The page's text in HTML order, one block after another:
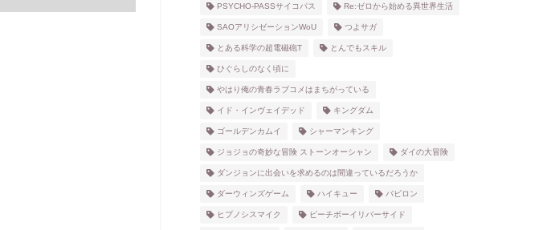
PSYCHO-PASSサイコパス Re:ゼロから始める異世界生活
SAOアリシゼーションWoU つよサガ
とある科学の超電磁砲T とんでもスキル
ひぐらしのなく頃に
やはり俺の青春ラブコメはまちがっている
イド・インヴェイデッド キングダム
ゴールデンカムイ シャーマンキング
ジョジョの奇妙な冒険 ストーンオーシャン ダイの大冒険
ダンジョンに出会いを求めるのは間違っているだろうか
ダーウィンズゲーム ハイキュー バビロン
ヒプノシスマイク ピーチボーイリバーサイド